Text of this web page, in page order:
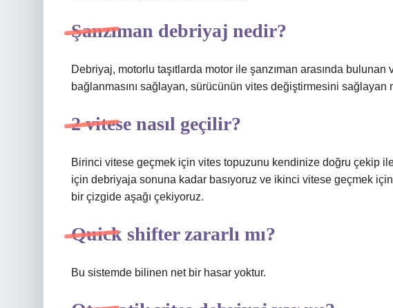
Şanzıman debriyaj nedir?
Debriyaj, motorlu taşıtlarda motor ile şanzıman arasında
bağlanmasını sağlayan, sürücünün vites değiştirmesini sağlayan
2 vitese nasıl geçilir?
Birinci vitese geçmek için vites topuzunu kendinize doğru çekip
için debriyaja sonuna kadar basıyoruz ve ikinci vitese geçmek
bir çizgide aşağı çekiyoruz.
Quick shifter zararlı mı?
Bu sistemde bilinen net bir hasar yoktur.